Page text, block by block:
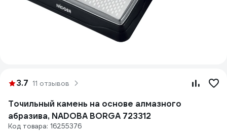
3.7 11 отзывов
Точильный камень на основе алмазного
абразива, NADOBA BORGA 723312
Код товара: 16255376